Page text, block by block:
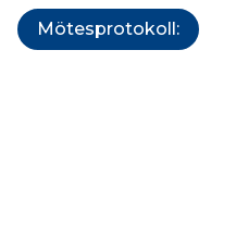
Mötesprotokoll: